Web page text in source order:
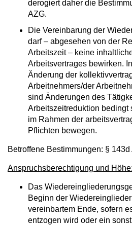
derogiert daher die
AZG.
Die Vereinbarung der
darf – abgesehen von der
Arbeitszeit – keine
Arbeitsvertrages bewirken.
Änderung der
Arbeitnehmers/der
sind Änderungen des
Arbeitszeitreduktion bedingt
im Rahmen der
Pflichten bewegen.
Betroffene Bestimmungen: §
Anspruchsberechtigung und Höhe:
Das
Beginn der
vereinbartem Ende, sofern
entzogen wird oder ein